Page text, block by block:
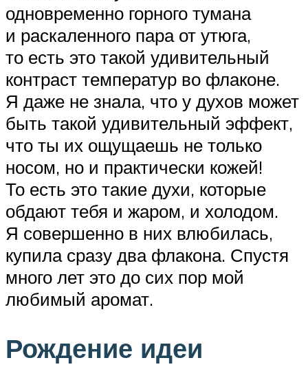
одновременно горного тумана
и раскаленного пара от утюга,
то есть это такой удивительный
контраст температур во флаконе.
Я даже не знала, что у духов может
быть такой удивительный эффект,
что ты их ощущаешь не только
носом, но и практически кожей!
То есть это такие духи, которые
обдают тебя и жаром, и холодом.
Я совершенно в них влюбилась,
купила сразу два флакона. Спустя
много лет это до сих пор мой
любимый аромат.
Рождение идеи